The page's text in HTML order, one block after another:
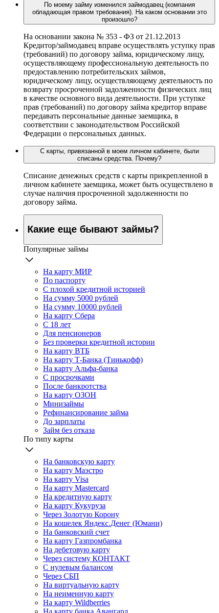
По моему займу изменился займодавец (компания
обладающая правом требования). На каком основании это
произошло?
На основании закона № 353 - ФЗ от 21.12.2013
Кредитор/займодавец вправе осуществлять уступку прав
(требований) по договору займа, юридическому лицу,
осуществляющему профессиональную деятельность по
предоставлению потребительских займов,
юридическому лицу, осуществляющему деятельность по
возврату просроченной задолженности физических лиц
в качестве основного вида деятельности. При уступке
прав (требований) по договору займа кредитор вправе
передавать персональные данные заемщика, в
соответствии с законодательством Российской
Федерации о персональных данных.
С карты, привязанной в моем личном кабинете, были
списаны средства. Почему?
Списание денежных средств с карты прикрепленной в
личном кабинете заемщика, может быть осуществлено в
случае наличия просроченной задолженности по
договору займа.
Какие еще бывают займы?
Популярные займы
На карту МИР
По паспорту
С плохой кредитной историей
На сумму 5000 рублей
На сумму 10000 рублей
На карту Сбера
С 18 лет
Для пенсионеров
Без проверки кредитной истории
На карту ВТБ
На карту Т-Банка (Тинькофф)
На карту Альфа-банка
С просрочками
После банкротства
На карту ОЗОН
Минизаймы
Рефинансирование займа
До зарплаты
Займ без отказа
По типу карты
На банковскую карту
На карту Маэстро
На карту Visa
На карту Mastercard
На кредитную карту
На карту Кукуруза
Через Золотую Корону
На кошелек Яндекс.Денег (Юмани)
На банковский счет
На карту Газпромбанка
На дебетовую карту
Через систему КОНТАКТ
С нулевым балансом
Через СБП
На виртуальную карту
На неименную карту
На карту Wildberries
На карту банка Авангард